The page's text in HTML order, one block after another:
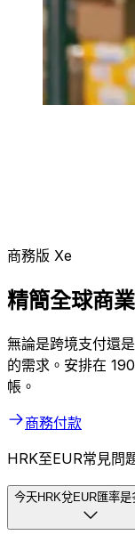
商務版 Xe
精簡全球商
無論是跨境支付還
的需求。安排在
帳。
商務付款
HRK至EUR常見問
今天HRK兌EUR匯率是